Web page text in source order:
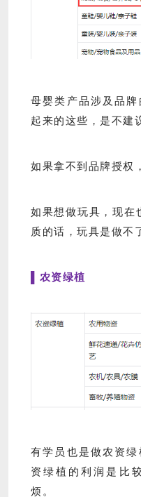
母婴类产品涉及品
起来的这些，是不建
如果拿不到品牌授权
如果想做玩具，现在
质的话，玩具是做不
▌农资绿植
有学员也是做农资
资绿植的利润是比
烦。